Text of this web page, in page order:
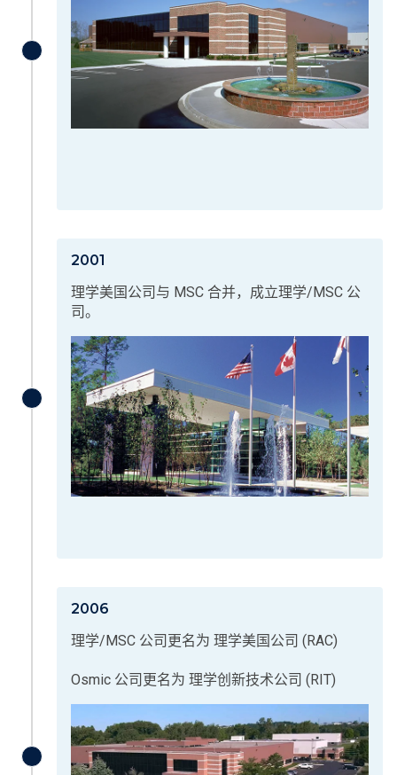
2001
理学美国公司与 MSC 合并，成立理学/MSC 公
司。
2006
理学/MSC 公司更名为 理学美国公司 (RAC)
Osmic 公司更名为 理学创新技术公司 (RIT)